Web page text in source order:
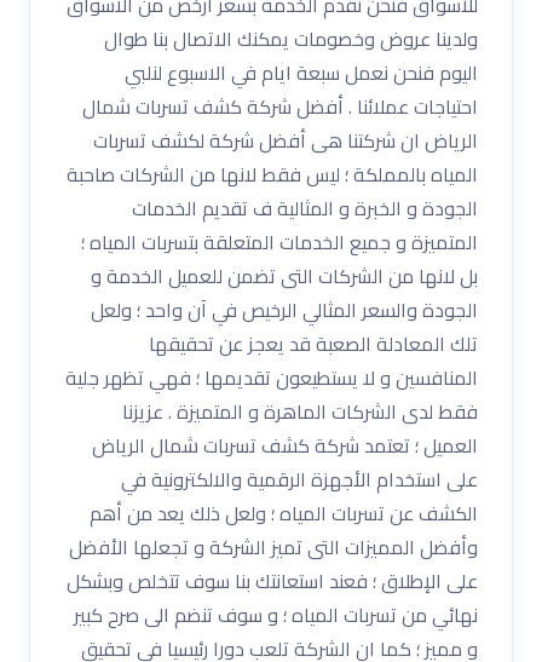
ولدينا عروض وخصومات يمكنك الاتصال بنا طوال
اليوم فنحن نعمل سبعة ايام في الاسبوع لنلبي
احتياجات عملائنا . أفضل شركة كشف تسربات شمال
الرياض ان شركتنا هى أفضل شركة لكشف تسربات
المياه بالمملكة ؛ ليس فقط لانها من الشركات صاحبة
الجودة و الخبرة و المثالية ف تقديم الخدمات
المتميزة و جميع الخدمات المتعلقة بتسربات المياه ؛
بل لانها من الشركات التى تضمن للعميل الخدمة و
الجودة والسعر المثالي الرخيص في آن واحد ؛ ولعل
تلك المعادلة الصعبة قد يعجز عن تحقيقها
المنافسين و لا يستطيعون تقديمها ؛ فهي تظهر جلية
فقط لدى الشركات الماهرة و المتميزة . عزيزنا
العميل ؛ تعتمد شركة كشف تسربات شمال الرياض
على استخدام الأجهزة الرقمية والالكترونية في
الكشف عن تسربات المياه ؛ ولعل ذلك يعد من أهم
وأفضل المميزات التى تميز الشركة و تجعلها الأفضل
على الإطلاق ؛ فعند استعانتك بنا سوف تتخلص وبشكل
نهائي من تسربات المياه ؛ و سوف تنضم الى صرح كبير
و مميز ؛ كما ان الشركة تلعب دورا رئيسيا في تحقيق